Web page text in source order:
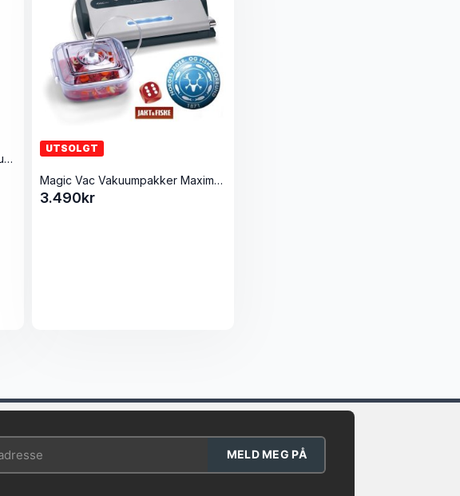
Kniv til Maxima2 og Axolute Vakuumpakker
UTSOLGT
Magic Vac Vakuumpakker Maxima2 DEMO
3.490kr
MELD MEG PÅ